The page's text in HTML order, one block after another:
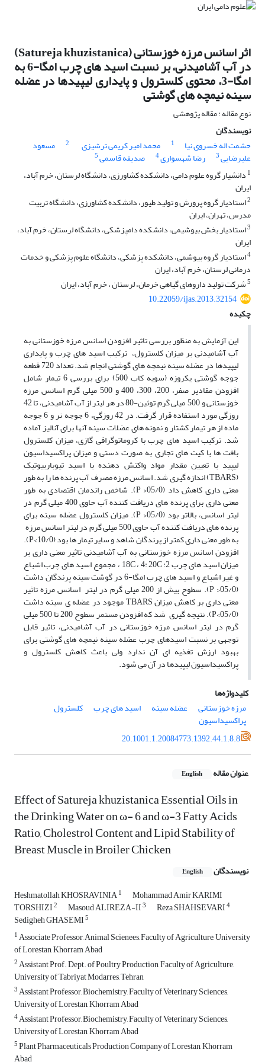
اثر اسانس مرزه خوزستانی (Satureja khuzistanica)
در آب آشامیدنی، بر نسبت اسید های چرب امگا-6 به
امگا-3، محتوی کلسترول و پایداری لیپیدها در عضله
سینه نیمچه های گوشتی
نوع مقاله : مقاله پژوهشی
نویسندگان
حشمت اله خسروی نیا
1 محمد امیر کریمی ترشیزی 2 مسعود
علیرضایی3 رضا شهسواری4 صدیقه قاسمی5
1 دانشیار گروه علوم دامی، دانشکده کشاورزی، دانشگاه لرستان، خرم آباد،
ایران
2استادیار گروه پرورش و تولید طیور، دانشکده کشاورزی، دانشگاه تربیت
مدرس، تهران، ایران
3استادیار بخش بیوشیمی، دانشکده دامپزشکی، دانشگاه لرستان، خرم آباد،
ایران
4استادیار گروه بیوشمی، دانشکده پزشکی، دانشگاه علوم پزشکی و خدمات
درمانی لرستان، خرم آباد، ایران
5شرکت تولید داروهای گیاهی خرمان، لرستان ، خرم آباد، ایران
10.22059/ijas.2013.32154
چکیده
این آزمایش به منظور بررسی تاثیر افزودن اسانس مرزه خوزستانی به
آب آشامیدنی بر میزان کلسترول، ترکیب اسید های چرب و پایداری
لیپیدها در عضله سینه نیمچه های گوشتی انجام شد. تعداد 720 قطعه
جوجه گوشتی یکروزه (سویه کاب 500) برای بررسی 6 تیمار شامل
افزودن مقادیر صفر، 200، 300، 400 و 500 میلی گرم اسانس مرزه
خوزستانی و 500 میلی گرم توئین-80 در هر لیتر از آب آشامیدنی، تا 42
روزگی مورد استفاده قرار گرفت. در 42 روزگی، 6 جوجه نر و 6 جوجه
ماده از هر تیمار کشتار و نمونه های عضلات سینه آنها برای آنالیز آماده
شد. ترکیب اسید های چرب با کروماتوگرافی گازی، میزان کلسترول
بافت ها با کیت های تجاری به صورت دستی و میزان پراکسیداسیون
لیپید با تعیین مقدار مواد واکنش دهنده با اسید تیوباربیوتیک
(TBARS) اندازه گیری شد. اسانس مرزه مصرف آب پرنده ها را به طور
معنی داری کاهش داد (05/0< P). شاخص راندمان اقتصادی به طور
معنی داری برای پرنده های دریافت کننده آب حاوی 400 میلی گرم در
لیتر اسانس، بالاتر بود (05/0< P). میزان کلسترول عضله سینه برای
پرنده های دریافت کننده آب حاوی 500 میلی گرم در لیتر اسانس مرزه
به طور معنی داری کمتر از پرندگان شاهد و سایر تیمار ها بود (10/0>P).
افزودن اسانس مرزه خوزستانی به آب آشامیدنی تاثیر معنی داری بر
میزان اسید های چرب 2: 18C ، 4: 20C ، مجموع اسید های چرب اشباع
و غیر اشباع و اسید های چرب امگا-6 در گوشت سینه پرندگان داشت
(05/0< P). سطوح بیش از 200 میلی گرم در لیتر اسانس مرزه تاثیر
معنی داری بر کاهش میزان TBARS موجود در عضله ی سینه داشت
(05/0>P). نتیجه گیری شد که افزودن مستمر سطوح 200 تا 500 میلی
گرم در لیتر اسانس مرزه خوزستانی در آب آشامیدنی، تاثیر قابل
توجهی بر نسبت اسیدهای چرب عضله سینه نیمچه های گوشتی برای
بهبود ارزش تغذیه ای آن ندارد ولی باعث کاهش کلسترول و
پراکسیداسیون لیپیدها در آن می شود.
کلیدواژه‌ها
مرزه خوزستانی
عضله سینه اسید های چرب کلسترول
پراکسیداسیون
20.1001.1.20084773.1392.44.1.8.8
عنوان مقاله English
Effect of Satureja khuzistanica Essential Oils in
the Drinking Water on ω- 6 and ω-3 Fatty Acids
Ratio, Cholestrol Content and Lipid Stability of
Breast Muscle in Broiler Chicken
نویسندگان English
Heshmatollah KHOSRAVINIA1 Mohammad Amir KARIMI
TORSHIZI2 Masoud ALIREZA-II3 Reza SHAHSEVARI4
Sedigheh GHASEMI5
1Associate Professor, Animal Scienees, Faculty of Agriculture, University
of Lorestan, Khorram Abad
2Assistant Prof. Dept. of Poultry Production, Faculty of Agriculture,
University of Tabriyat Modarres, Tehran
3Assistant Professor, Biochemistry, Faculty of Veterinary Sciences,
University of Lorestan, Khorram Abad
4Assistant Professor, Biochemistry, Faculty of Veterinary Sciences,
University of Lorestan, Khorram Abad
5Plant Pharmaceuticals Production Company of Lorestan, Khorram